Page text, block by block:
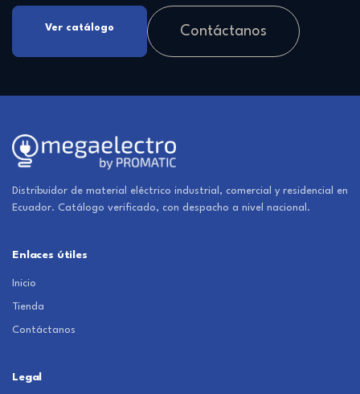
Ver catálogo Contáctanos
Distribuidor de material eléctrico industrial, comercial y residencial en
Ecuador. Catálogo verificado, con despacho a nivel nacional.
Enlaces útiles
Inicio
Tienda
Contáctanos
Legal